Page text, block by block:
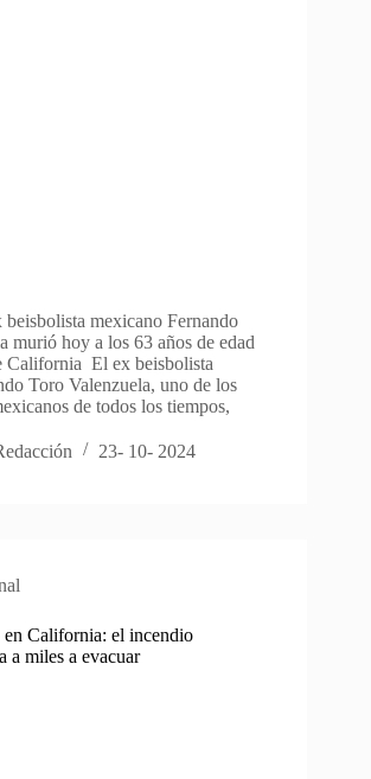
mexicano Fernando
murió hoy a los 63 años de edad
California El ex beisbolista
Toro Valenzuela, uno de los
de todos los tiempos,
23- 10- 2024
California: el incendio
a miles a evacuar